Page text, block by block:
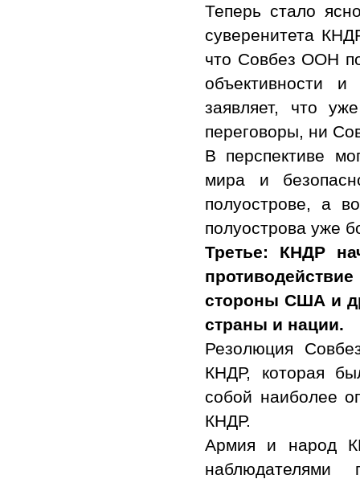
Теперь стало
суверенитета
что Совбез ООН
объективности
заявляет, что
переговоры, ни
В перспективе
мира и
полуострове, а
полуострова уже
Третье: КНДР
стороны США и
страны и нации.
Резолюция
КНДР, которая
собой наиболее
КНДР.
Армия и народ